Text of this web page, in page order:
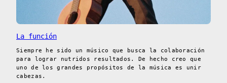
La función
Siempre he sido un músico que busca la colaboración
para lograr nutridos resultados. De hecho creo que
uno de los grandes propósitos de la música es unir
cabezas.